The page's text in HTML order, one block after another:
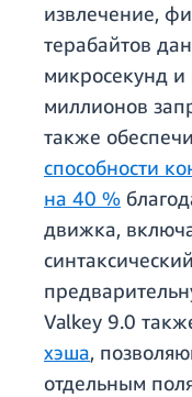
извлечение,
терабайтов
микросекунд и
миллионов
также
способности
на 40 %
движка,
Valkey 9.0
хэша,
отдельным